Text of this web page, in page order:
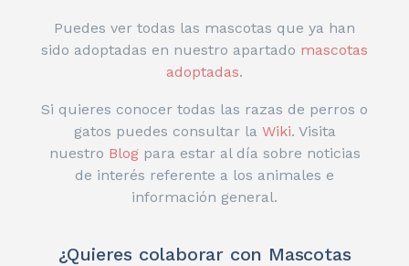
Puedes ver todas las mascotas que ya han
sido adoptadas en nuestro apartado mascotas
adoptadas.
Si quieres conocer todas las razas de perros o
gatos puedes consultar la Wiki. Visita
nuestro Blog para estar al día sobre noticias
de interés referente a los animales e
información general.
¿Quieres colaborar con Mascotas